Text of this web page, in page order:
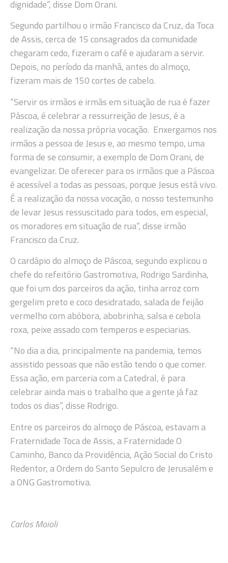
dignidade”, disse Dom Orani.
Segundo partilhou o irmão Francisco da Cruz, da Toca
de Assis, cerca de 15 consagrados da comunidade
chegaram cedo, fizeram o café e ajudaram a servir.
Depois, no período da manhã, antes do almoço,
fizeram mais de 150 cortes de cabelo.
“Servir os irmãos e irmãs em situação de rua é fazer
Páscoa, é celebrar a ressurreição de Jesus, é a
realização da nossa própria vocação. Enxergamos nos
irmãos a pessoa de Jesus e, ao mesmo tempo, uma
forma de se consumir, a exemplo de Dom Orani, de
evangelizar. De oferecer para os irmãos que a Páscoa
é acessível a todas as pessoas, porque Jesus está vivo.
É a realização da nossa vocação, o nosso testemunho
de levar Jesus ressuscitado para todos, em especial,
os moradores em situação de rua”, disse irmão
Francisco da Cruz.
O cardápio do almoço de Páscoa, segundo explicou o
chefe do refeitório Gastromotiva, Rodrigo Sardinha,
que foi um dos parceiros da ação, tinha arroz com
gergelim preto e coco desidratado, salada de feijão
vermelho com abóbora, abobrinha, salsa e cebola
roxa, peixe assado com temperos e especiarias.
“No dia a dia, principalmente na pandemia, temos
assistido pessoas que não estão tendo o que comer.
Essa ação, em parceria com a Catedral, é para
celebrar ainda mais o trabalho que a gente já faz
todos os dias”, disse Rodrigo.
Entre os parceiros do almoço de Páscoa, estavam a
Fraternidade Toca de Assis, a Fraternidade O
Caminho, Banco da Providência, Ação Social do Cristo
Redentor, a Ordem do Santo Sepulcro de Jerusalém e
a ONG Gastromotiva.
Carlos Moioli